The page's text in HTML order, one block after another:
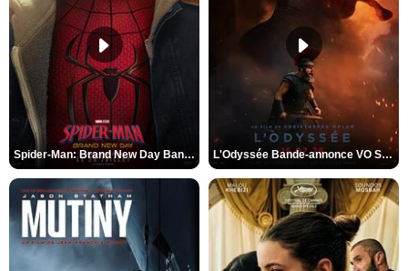
Spider-Man: Brand New Day Bande-annonce VO STFR L'Odyssée Bande-annonce VO STFR